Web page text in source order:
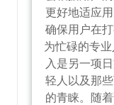
更好地适应
确保用户在
为忙碌的专
入是另一项
轻人以及那
的青睐。随